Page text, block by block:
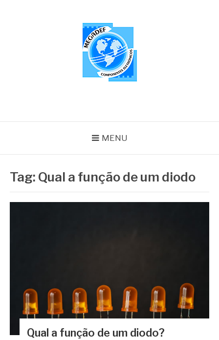
MENU
Tag: Qual a função de um diodo
Qual a função de um diodo?